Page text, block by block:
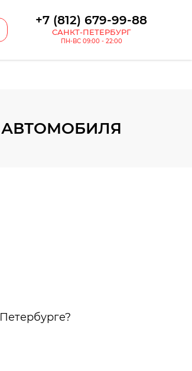
+7 (812) 679-99-88
САНКТ-ПЕТЕРБУРГ
ПН-ВС 09:00 - 22:00
АВТОМОБИЛЯ